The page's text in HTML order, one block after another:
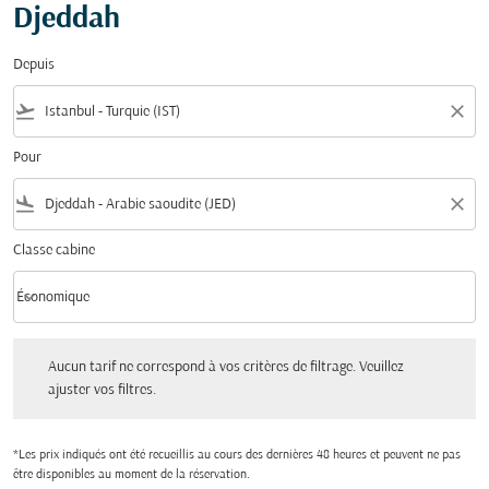
Djeddah
Depuis
flight_takeoff close
Pour
flight_land close
Classe cabine
Classe cabine option Économique Selected
Économique
keyboard_arrow_down
Aucun tarif ne correspond à vos critères de filtrage. Veuillez
ajuster vos filtres.
*Les prix indiqués ont été recueillis au cours des dernières 48 heures et peuvent ne pas
être disponibles au moment de la réservation.